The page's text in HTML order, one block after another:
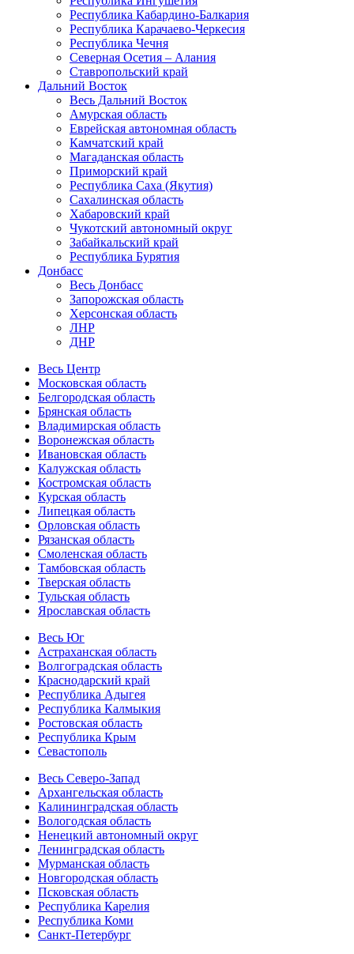
Республика Кабардино-Балкария
Республика Карачаево-Черкесия
Республика Чечня
Северная Осетия – Алания
Ставропольский край
Дальний Восток
Весь Дальний Восток
Амурская область
Еврейская автономная область
Камчатский край
Магаданская область
Приморский край
Республика Саха (Якутия)
Сахалинская область
Хабаровский край
Чукотский автономный округ
Забайкальский край
Республика Бурятия
Донбасс
Весь Донбасс
Запорожская область
Херсонская область
ЛНР
ДНР
Весь Центр
Московская область
Белгородская область
Брянская область
Владимирская область
Воронежская область
Ивановская область
Калужская область
Костромская область
Курская область
Липецкая область
Орловская область
Рязанская область
Смоленская область
Тамбовская область
Тверская область
Тульская область
Ярославская область
Весь Юг
Астраханская область
Волгоградская область
Краснодарский край
Республика Адыгея
Республика Калмыкия
Ростовская область
Республика Крым
Севастополь
Весь Северо-Запад
Архангельская область
Калининградская область
Вологодская область
Ненецкий автономный округ
Ленинградская область
Мурманская область
Новгородская область
Псковская область
Республика Карелия
Республика Коми
Санкт-Петербург